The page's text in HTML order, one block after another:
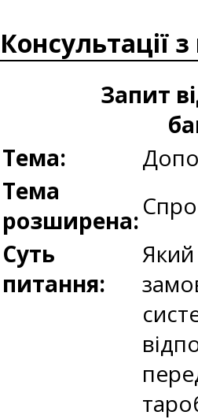
Консультації
Запит
Тема:
Тема
розширена:
Суть
питання:
Який